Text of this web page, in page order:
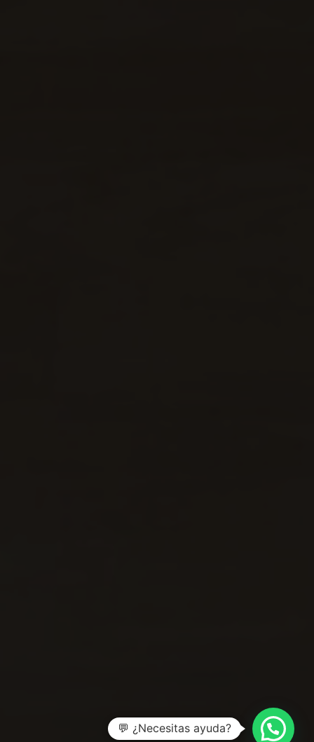
💬 ¿Necesitas ayuda?